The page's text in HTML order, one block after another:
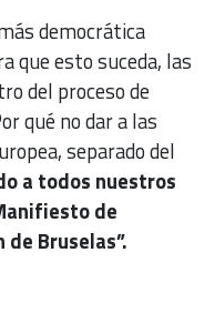
democrática
que esto suceda, las
del proceso de
qué no dar a las
separado del
a todos nuestros
de
Bruselas”.